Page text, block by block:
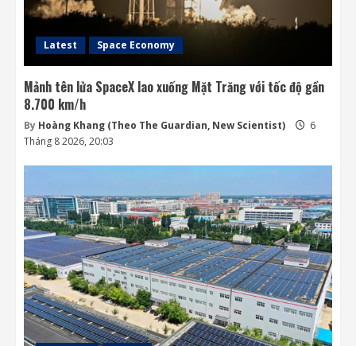
4 6 Tháng 8 2026, 06:35
Latest Space Economy
Mảnh tên lửa SpaceX lao xuống Mặt Trăng với tốc độ gần
8.700 km/h
By Hoàng Khang (Theo The Guardian, New Scientist)
6
Tháng 8 2026, 20:03